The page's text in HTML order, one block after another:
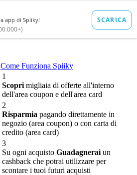
Come Funziona Spiiky
1
Scopri migliaia di offerte all'interno
dell'area coupon e dell'area card
2
Risparmia pagando direttamente in
negozio (area coupon) o con carta di
credito (area card)
3
Su ogni acquisto Guadagnerai un
cashback che potrai utilizzare per
scontare i tuoi futuri acquisti